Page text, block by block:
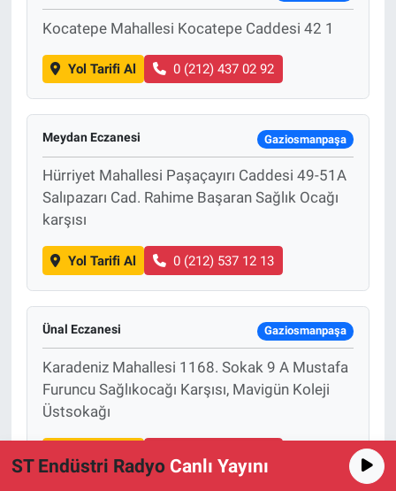
Kocatepe Mahallesi Kocatepe Caddesi 42 1
Yol Tarifi Al 0 (212) 437 02 92
Meydan Eczanesi Gaziosmanpaşa
Hürriyet Mahallesi Paşaçayırı Caddesi 49-51A
Salıpazarı Cad. Rahime Başaran Sağlık Ocağı
karşısı
Yol Tarifi Al 0 (212) 537 12 13
Ünal Eczanesi Gaziosmanpaşa
Karadeniz Mahallesi 1168. Sokak 9 A Mustafa
Furuncu Sağlıkocağı Karşısı, Mavigün Koleji
Üstsokağı
ST Endüstri Radyo Canlı Yayını